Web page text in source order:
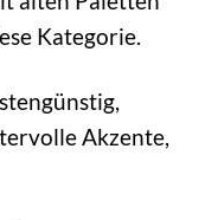
Kategorie.
Akzente,